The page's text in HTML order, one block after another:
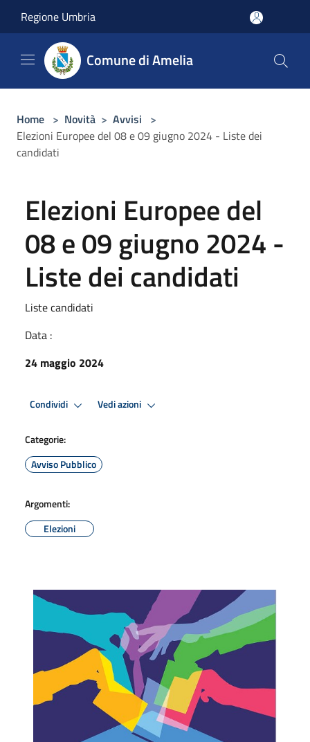
Regione Umbria
Comune di Amelia
Home > Novità > Avvisi >
Elezioni Europee del 08 e 09 giugno 2024 - Liste dei
candidati
Elezioni Europee del
08 e 09 giugno 2024 -
Liste dei candidati
Liste candidati
Data :
24 maggio 2024
Condividi Vedi azioni
Categorie:
Avviso Pubblico
Argomenti:
Elezioni